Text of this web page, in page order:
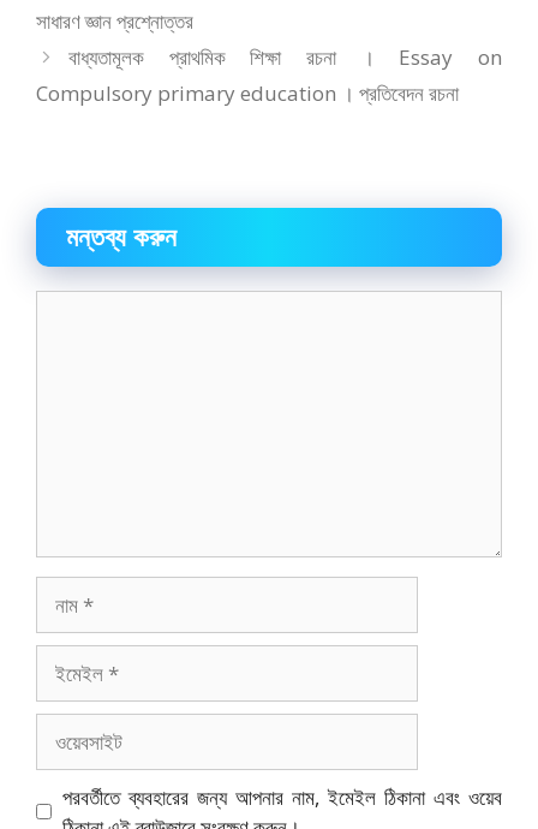
সাধারণ জ্ঞান প্রশ্নোত্তর
বাধ্যতামূলক প্রাথমিক শিক্ষা রচনা । Essay on
Compulsory primary education । প্রতিবেদন রচনা
মন্তব্য করুন
ইমেইল
পরবর্তীতে ব্যবহারের জন্য আপনার নাম, ইমেইল ঠিকানা এবং ওয়েব